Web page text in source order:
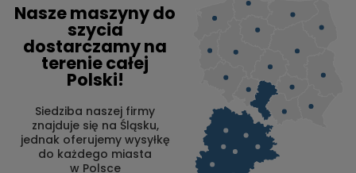
Nasze maszyny do
szycia
dostarczamy na
terenie całej
Polski!
Siedziba naszej firmy
znajduje się na Śląsku,
jednak oferujemy wysyłkę
do każdego miasta
w Polsce